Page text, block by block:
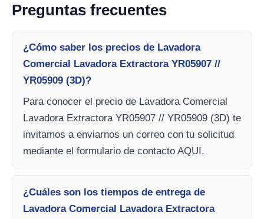
Preguntas frecuentes
¿Cómo saber los precios de Lavadora
Comercial Lavadora Extractora YR05907 //
YR05909 (3D)?
Para conocer el precio de Lavadora Comercial
Lavadora Extractora YR05907 // YR05909 (3D) te
invitamos a enviarnos un correo con tu solicitud
mediante el formulario de contacto AQUI.
¿Cuáles son los tiempos de entrega de
Lavadora Comercial Lavadora Extractora